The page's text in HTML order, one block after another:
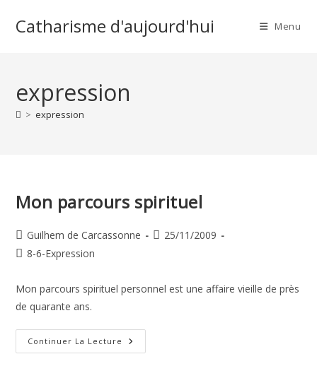
Catharisme d'aujourd'hui Menu
expression
> expression
Mon parcours spirituel
Auteur/autrice
de
Guilhem de Carcassonne
Publication
25/11/2009
Post8-6-Expression
Mon parcours spirituel personnel est une affaire vieille de près
de quarante ans.
Continuer La Lecture Mon
Parcours